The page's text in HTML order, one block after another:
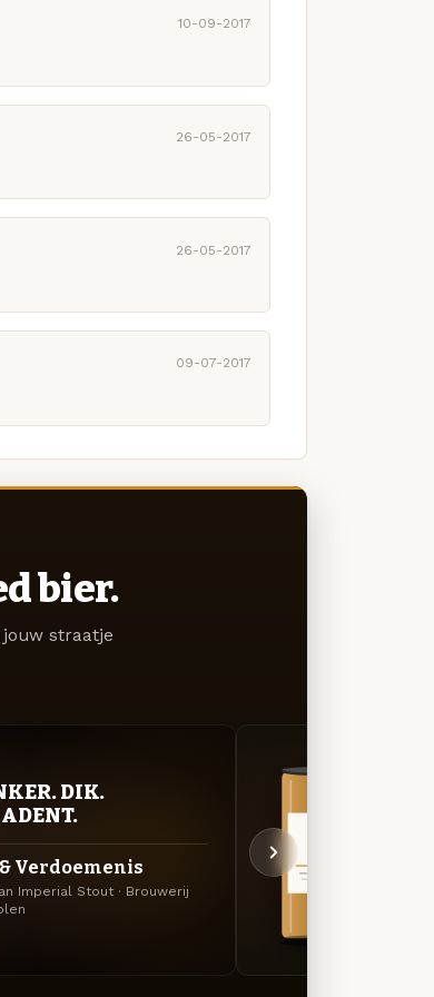
10-09-2017
26-05-2017
26-05-2017
09-07-2017
bier.
straatje
DIK.
Verdoemenis
Imperial Stout · Brouwerij